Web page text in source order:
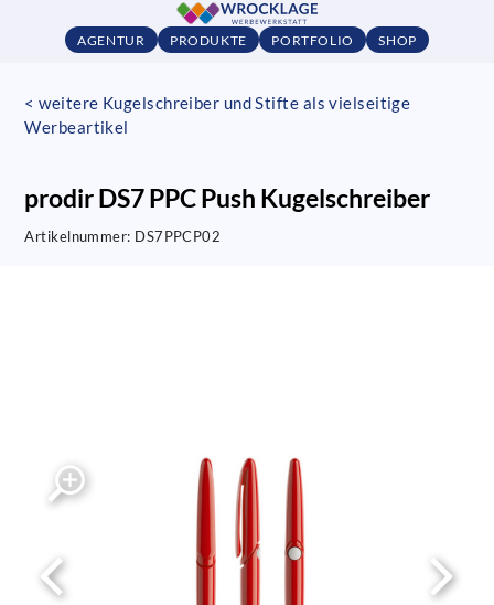
AGENTUR PRODUKTE PORTFOLIO SHOP
< weitere Kugelschreiber und Stifte als vielseitige
Werbeartikel
prodir DS7 PPC Push Kugelschreiber
Artikelnummer: DS7PPCP02